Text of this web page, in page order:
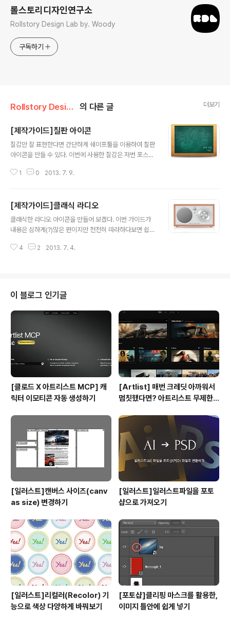
롤스토리디자인연구소
Rollstory Design Lab by. Woody
구독하기
Rollstory Design/7月 - July 의 다른 글 더보기
[제작가이드]칠판 아이콘
질감만 잘 표현한다면 간단하게 쉐이프툴을 이용하여 칠판
아이콘을 만들 수 있다. 이번에 사용한 질감은 저번 포스팅
Noise와 Motion Blur을 사용하였다. 제작 순서를 알아
의 틀이 될 부분이다), 아래의 레이어스타일을 적용한다.
▲wood레이어의 레이어 스타일 ▲wood레이어에 스타
일이 적용된 모습 03.다음은 wood레이어의 질감을 표현
로 채우고 Noise와 Blur를 주어 기본적인 질감을 표현한
1 0 2013. 7. 9.
[제작가이드]클래식 라디오
클래식한 라디오 아이콘을 만들어 보겠다. 이번 가이드가
내용은 심하게(?)많은 편이지만 천천히 따라하다보면 쉽게
접 그려야 하는 쉐이프가 없기 때문이다. 01.가로 650px,
다) 그리고 Fibers를 줄건데, Fibers필터는 전경색과 배
경색이 무엇이냐에 따라서 마치 나무결모양의 이미지를 만
들 수 있다. 위의 그림처럼 전경색과 배경색을 나무색상과
비슷하게 한뒤 Filter - Render - Fibers를 적용한다. 0
3.새레이어에 Fibers가 적용 됬다면 트랜스폼(comman
d ..
4 2 2013. 7. 4.
이 블로그 인기글
[클로드 X 아트리스트 MCP] 캐
릭터 이모티콘 자동 생성하기
[Artlist] 매번 크레딧 아까워서
멈칫했다면? 아트리스트 무제한
[일러스트]캔버스 사이즈(canv
as size) 변경하기
[일러스트]일러스트파일을 포토
샵으로 가져오기
[일러스트]리컬러(Recolor) 기
능으로 색상 다양하게 바꿔보기
[포토샵]클리핑 마스크를 활용한,
이미지 틀안에 쉽게 넣기